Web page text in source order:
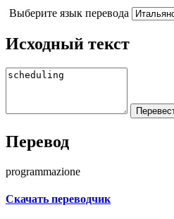
Выберите язык перевода
Исходный текст
Перевод
programmazione
Скачать переводчик